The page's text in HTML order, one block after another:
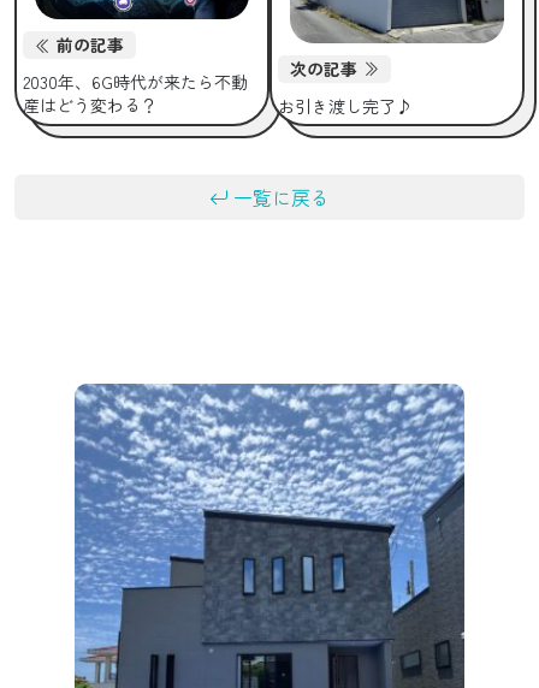
前の記事
2030年、6G時代が来たら不動
産はどう変わる？
次の記事
お引き渡し完了♪
一覧に戻る